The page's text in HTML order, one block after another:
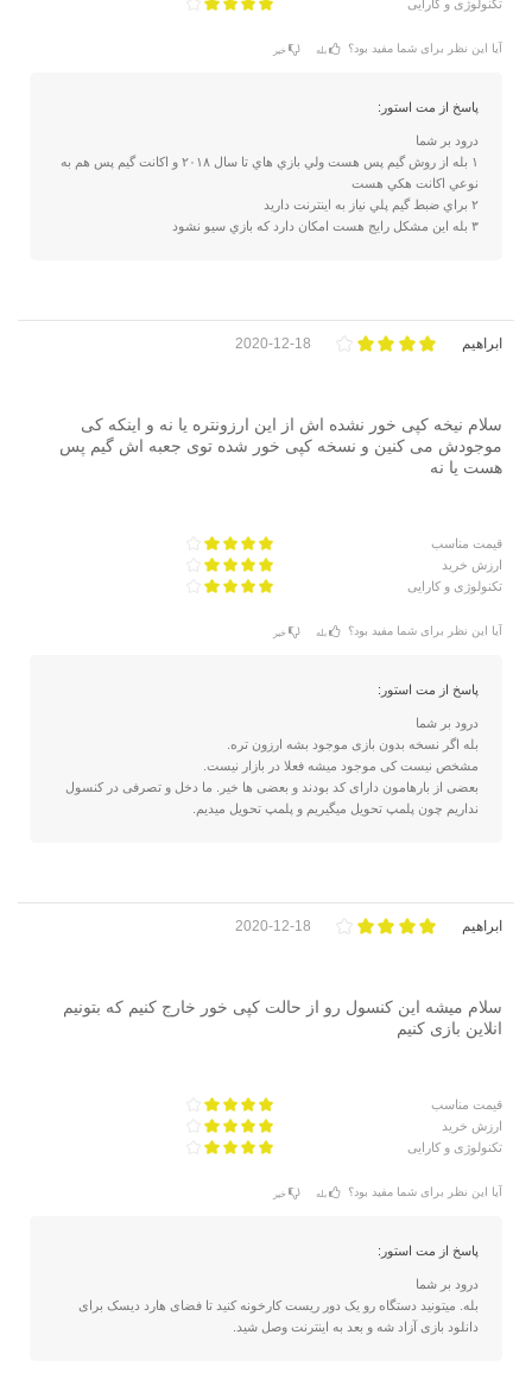
تکنولوژی و کارایی
آیا این نظر برای شما مفید بود؟ بله خیر
پاسخ از مت استور:
درود بر شما
۱ بله از روش گيم پس هست ولي بازي هاي تا سال ٢٠١٨ و اكانت گيم پس هم به
نوعي اكانت هكي هست
۲ براي ضبط گيم پلي نياز به اينترنت داريد
۳ بله اين مشكل رايج هست امكان دارد كه بازي سيو نشود
ابراهیم 2020-12-18
سلام نیخه کپی خور نشده اش از این ارزونتره یا نه و اینکه کی
موجودش می کنین و نسخه کپی خور شده توی جعبه اش گیم پس
هست یا نه
قیمت مناسب
ارزش خرید
تکنولوژی و کارایی
آیا این نظر برای شما مفید بود؟ بله خیر
پاسخ از مت استور:
درود بر شما
بله اگر نسخه بدون بازی موجود بشه ارزون تره.
مشخص نیست کی موجود میشه فعلا در بازار نیست.
بعضی از بارهامون دارای کد بودند و بعضی ها خیر. ما دخل و تصرفی در کنسول
نداریم چون پلمپ تحویل میگیریم و پلمپ تحویل میدیم.
ابراهیم 2020-12-18
سلام میشه این کنسول رو از حالت کپی خور خارج کنیم که بتونیم
انلاین بازی کنیم
قیمت مناسب
ارزش خرید
تکنولوژی و کارایی
آیا این نظر برای شما مفید بود؟ بله خیر
پاسخ از مت استور:
درود بر شما
بله. میتونید دستگاه رو یک دور ریست کارخونه کنید تا فضای هارد دیسک برای
دانلود بازی آزاد شه و بعد به اینترنت وصل شید.